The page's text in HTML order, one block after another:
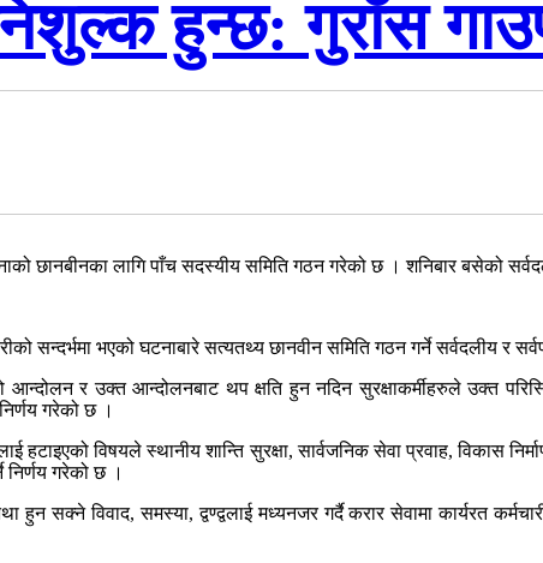
हुन्छ: गुराँस
छानबीनका लागि पाँच सदस्यीय समिति गठन गरेको छ । शनिबार बसेको
सन्दर्भमा भएको घटनाबारे सत्यतथ्य छानवीन समिति गठन गर्ने सर्वदलीय र
र उक्त आन्दोलनबाट थप क्षति हुन नदिन सुरक्षाकर्मीहरुले उक्त
गरेको छ ।
हटाइएको विषयले स्थानीय शान्ति सुरक्षा, सार्वजनिक सेवा प्रवाह, विकास
गरेको छ ।
हुन सक्ने विवाद, समस्या, द्वण्द्वलाई मध्यनजर गर्दै करार सेवामा कार्यरत